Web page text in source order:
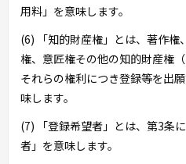
用料」を意味します。
(6) 「知的財産権」とは、著作
権、意匠権その他の知的財産権
それらの権利につき登録等を出
味します。
(7) 「登録希望者」とは、第3条
者」を意味します。